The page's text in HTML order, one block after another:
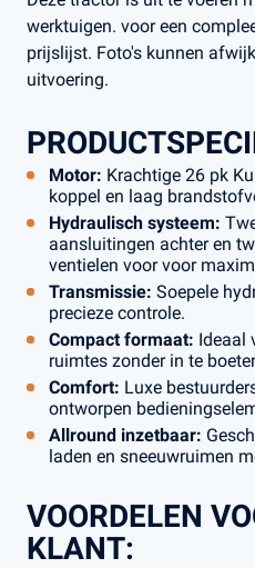
werktuigen. voor een
prijslijst. Foto's kunnen
uitvoering.
Motor: Krachtige 26 pk
koppel en laag
Hydraulisch systeem:
aansluitingen achter en
ventielen voor voor
Transmissie: Soepele
precieze controle.
Compact formaat: Ideaal
ruimtes zonder in te
Comfort: Luxe
ontworpen
Allround inzetbaar:
laden en sneeuwruimen
VOORDELEN
KLANT: